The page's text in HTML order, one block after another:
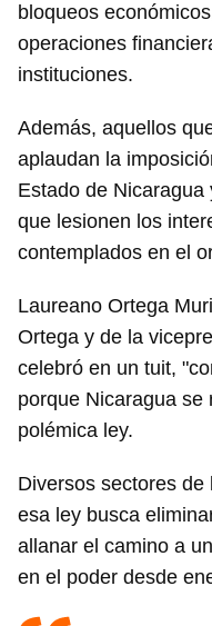
bloqueos
operaciones
instituciones.
Además, aquellos
aplaudan la
Estado de
que lesionen los
contemplados en el
Laureano Ortega
Ortega y de la
celebró en un tuit,
porque Nicaragua se
polémica ley.
Diversos sectores
esa ley busca
allanar el camino a
en el poder desde